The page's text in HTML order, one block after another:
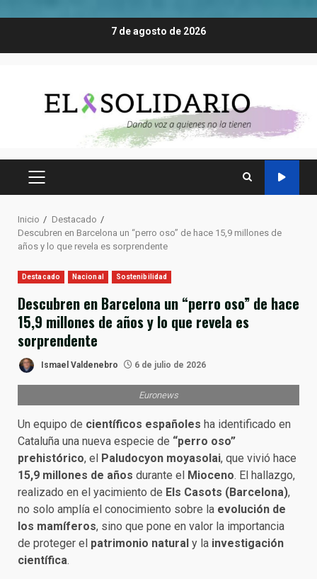
7 de agosto de 2026
MENÚ
Inicio
Destacado
Descubren en Barcelona un “perro oso” de hace 15,9 millones de
años y lo que revela es sorprendente
Destacado Nacional Sostenibilidad
Descubren en Barcelona un “perro oso” de hace
15,9 millones de años y lo que revela es
sorprendente
Ismael Valdenebro 6 de julio de 2026
Euronews
Un equipo de científicos españoles ha identificado en
Cataluña una nueva especie de “perro oso”
prehistórico, el Paludocyon moyasolai, que vivió hace
15,9 millones de años durante el Mioceno. El hallazgo,
realizado en el yacimiento de Els Casots (Barcelona),
no solo amplía el conocimiento sobre la evolución de
los mamíferos, sino que pone en valor la importancia
de proteger el patrimonio natural y la investigación
científica.